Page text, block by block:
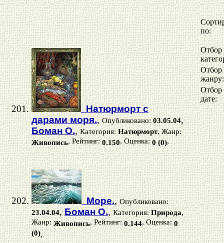
Натюрморт с
дарами моря.,Опубликовано:03.05.04,
Боман О.,Категория:Натюрморт, Жанр:
Живопись, Рейтинг:0.150, Оценка:0 (0),
Море.,Опубликовано:
23.04.04,Боман О.,Категория:Природа,
Жанр:Живопись, Рейтинг:0.144, Оценка:0
(0),
по:
Отбор
Отбор
жанру:
Отбор
дате: